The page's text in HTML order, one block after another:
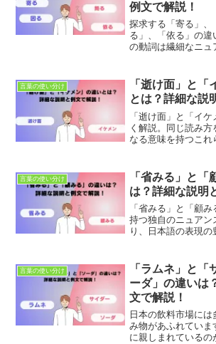
例文で解説！
探求する「寄る」、
る」、「依る」の
の動詞は繊細なニュ
い使い方を明確に
の使用例を提供し
ネイティブスピー
を理解し、効果的に
イドとして役立てま
言葉の使い分け
「逝け面」と「
とは？詳細な説
「逝け面」と「イ
く解説。同じ読み
なる意味を持つこれ
言葉の使い分け
「省みる」と「
は？詳細な説明
「省みる」と「顧
持つ独自のニュアン
り、日本語の表現
言葉の使い分け
「ラムネ」と「
ーダ」の違いは
文で解説！
日本の飲料市場に
み物があふれていま
に親しまれているの